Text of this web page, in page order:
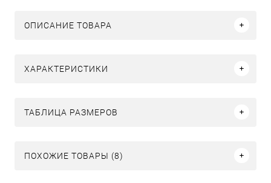
ОПИСАНИЕ ТОВАРА
ХАРАКТЕРИСТИКИ
ТАБЛИЦА РАЗМЕРОВ
ПОХОЖИЕ ТОВАРЫ (8)